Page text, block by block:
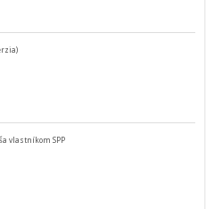
vlastníkom SPP